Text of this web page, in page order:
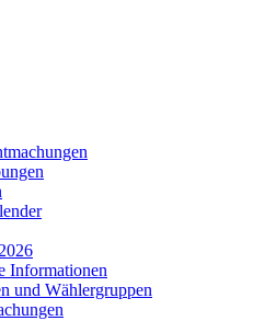
Informationen
und Wählergruppen